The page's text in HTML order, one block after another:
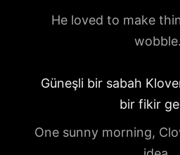
He loved to make
wobble.
Güneşli bir sabah
bir fikir
One sunny morning,